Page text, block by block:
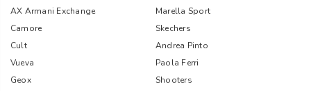
AX Armani Exchange
Marella Sport
Camore
Skechers
Cult
Andrea Pinto
Vueva
Paola Ferri
Geox
Shooters